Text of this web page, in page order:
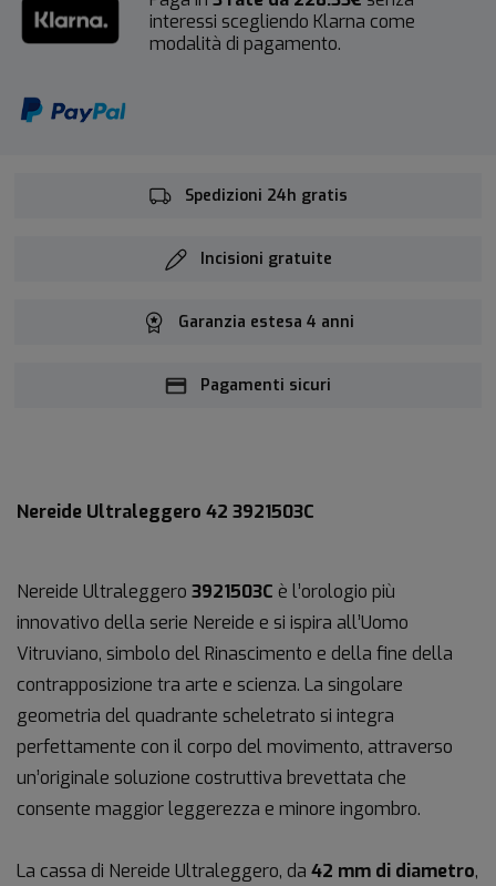
interessi scegliendo Klarna come
modalità di pagamento.
Spedizioni 24h gratis
Incisioni gratuite
Garanzia estesa 4 anni
Pagamenti sicuri
Nereide Ultraleggero 42 3921503C
Nereide Ultraleggero 3921503C è l’orologio più
innovativo della serie Nereide e si ispira all’Uomo
Vitruviano, simbolo del Rinascimento e della fine della
contrapposizione tra arte e scienza. La singolare
geometria del quadrante scheletrato si integra
perfettamente con il corpo del movimento, attraverso
un’originale soluzione costruttiva brevettata che
consente maggior leggerezza e minore ingombro.
La cassa di Nereide Ultraleggero, da 42 mm di diametro,